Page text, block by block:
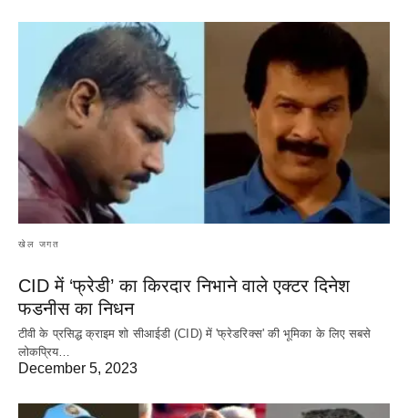
खेल जगत
CID में ‘फ्रेडी’ का किरदार निभाने वाले एक्टर दिनेश
फडनीस का निधन
टीवी के प्रसिद्ध क्राइम शो सीआईडी (CID) में 'फ्रेडरिक्स' की भूमिका के लिए सबसे
लोकप्रिय…
December 5, 2023